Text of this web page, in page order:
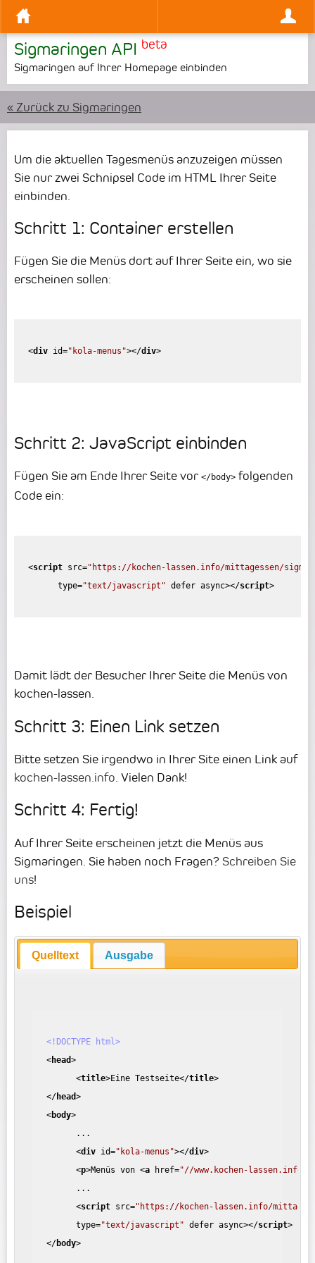
Sigmaringen API beta
Sigmaringen auf Ihrer Homepage einbinden
« Zurück zu Sigmaringen
Um die aktuellen Tagesmenüs anzuzeigen müssen
Sie nur zwei Schnipsel Code im HTML Ihrer Seite
einbinden.
Schritt 1: Container erstellen
Fügen Sie die Menüs dort auf Ihrer Seite ein, wo sie
erscheinen sollen:
<div id="kola-menus"></div>
Schritt 2: JavaScript einbinden
Fügen Sie am Ende Ihrer Seite vor </body> folgenden
Code ein:
<script src="https://kochen-lassen.info/mittagessen/
type="text/javascript" defer async></script>
Damit lädt der Besucher Ihrer Seite die Menüs von
kochen-lassen.
Schritt 3: Einen Link setzen
Bitte setzen Sie irgendwo in Ihrer Site einen Link auf
kochen-lassen.info. Vielen Dank!
Schritt 4: Fertig!
Auf Ihrer Seite erscheinen jetzt die Menüs aus
Sigmaringen. Sie haben noch Fragen? Schreiben Sie
uns!
Beispiel
Quelltext Ausgabe
<!DOCTYPE html>
<head>
<title>Eine Testseite</title>
</head>
<body>
...
<div id="kola-menus"></div>
<p>Menüs von <a href="//www.kochen-lassen.info"
...
<script src="https://kochen-lassen.info/
type="text/javascript" defer async></script>
</body>